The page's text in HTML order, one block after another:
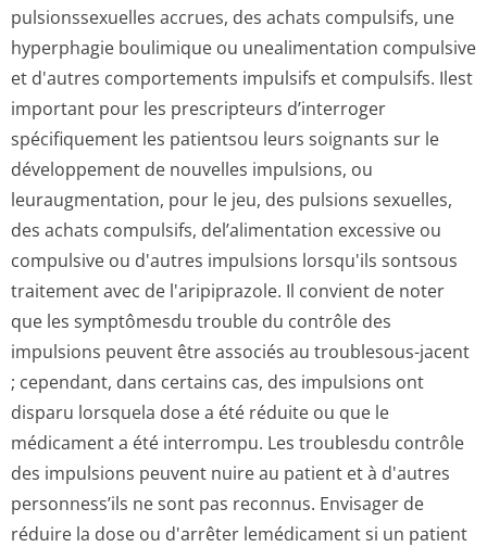
pulsionssexuelles accrues, des achats compulsifs, une
hyperphagie boulimique ou unealimentation compulsive
et d'autres comportements impulsifs et compulsifs. Ilest
important pour les prescripteurs d’interroger
spécifiquement les patientsou leurs soignants sur le
développement de nouvelles impulsions, ou
leuraugmentation, pour le jeu, des pulsions sexuelles,
des achats compulsifs, del’alimentation excessive ou
compulsive ou d'autres impulsions lorsqu'ils sontsous
traitement avec de l'aripiprazole. Il convient de noter
que les symptômesdu trouble du contrôle des
impulsions peuvent être associés au troublesous-jacent
; cependant, dans certains cas, des impulsions ont
disparu lorsquela dose a été réduite ou que le
médicament a été interrompu. Les troublesdu contrôle
des impulsions peuvent nuire au patient et à d'autres
personness’ils ne sont pas reconnus. Envisager de
réduire la dose ou d'arrêter lemédicament si un patient